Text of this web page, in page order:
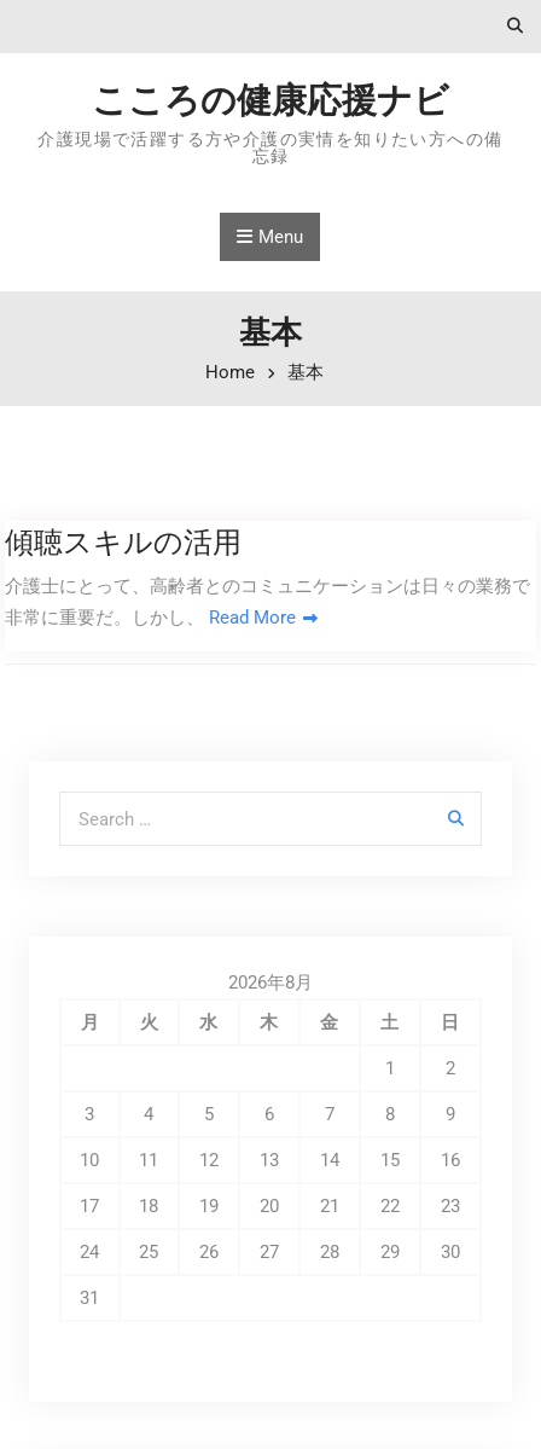
こころの健康応援ナビ
介護現場で活躍する方や介護の実情を知りたい方への備
忘録
Menu
基本
Home 基本
傾聴スキルの活用
介護士にとって、高齢者とのコミュニケーションは日々の業務で
非常に重要だ。しかし、 Read More
Search for:
2026年8月
月
火 水 木 金 土 日
1 2
3 4 5 6 7 8 9
10 11 12 13 14 15 16
17 18 19 20 21 22 23
24 25 26 27 28 29 30
31